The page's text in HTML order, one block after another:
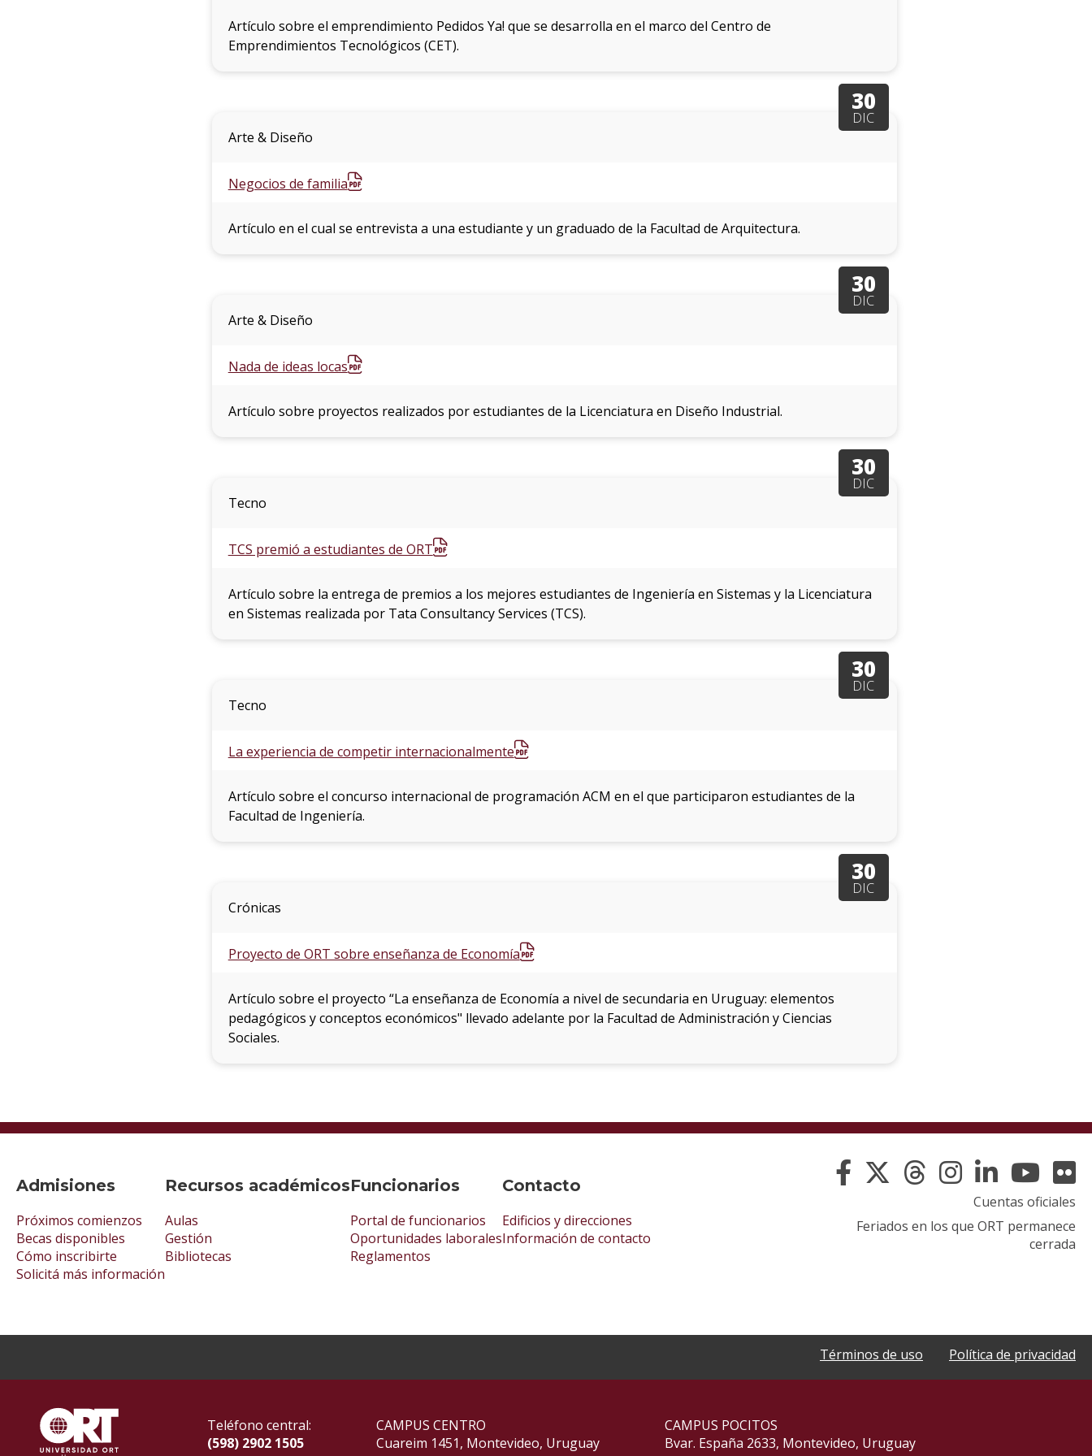
Artículo sobre el emprendimiento Pedidos Ya! que se desarrolla en el marco del Centro de
Emprendimientos Tecnológicos (CET).
30
DIC
Arte & Diseño
Negocios de familia
Artículo en el cual se entrevista a una estudiante y un graduado de la Facultad de Arquitectura.
30
DIC
Arte & Diseño
Nada de ideas locas
Artículo sobre proyectos realizados por estudiantes de la Licenciatura en Diseño Industrial.
30
DIC
Tecno
TCS premió a estudiantes de ORT
Artículo sobre la entrega de premios a los mejores estudiantes de Ingeniería en Sistemas y la Licenciatura
en Sistemas realizada por Tata Consultancy Services (TCS).
30
DIC
Tecno
La experiencia de competir internacionalmente
Artículo sobre el concurso internacional de programación ACM en el que participaron estudiantes de la
Facultad de Ingeniería.
30
DIC
Crónicas
Proyecto de ORT sobre enseñanza de Economía
Artículo sobre el proyecto “La enseñanza de Economía a nivel de secundaria en Uruguay: elementos
pedagógicos y conceptos económicos" llevado adelante por la Facultad de Administración y Ciencias
Sociales.
Admisiones
Próximos comienzos
Becas disponibles
Cómo inscribirte
Solicitá más información
Recursos académicos
Aulas
Gestión
Bibliotecas
Funcionarios
Portal de funcionarios
Oportunidades laborales
Reglamentos
Contacto
Edificios y direcciones
Información de contacto
Cuentas oficiales
Feriados en los que ORT permanece
cerrada
Términos de uso Política de privacidad
Teléfono central:
(598) 2902 1505
CAMPUS CENTRO
Cuareim 1451, Montevideo, Uruguay
CAMPUS POCITOS
Bvar. España 2633, Montevideo, Uruguay